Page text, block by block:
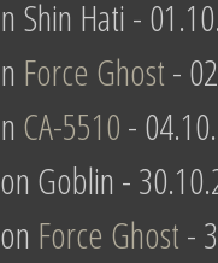
Shin Hati -
Force Ghost-
CA-5510-
Goblin -
Force Ghost-